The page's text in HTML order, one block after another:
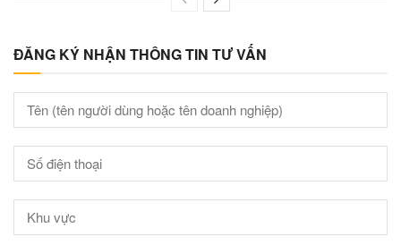
ĐĂNG KÝ NHẬN THÔNG TIN TƯ VẤN